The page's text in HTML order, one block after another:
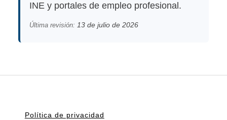
INE y portales de empleo profesional.
Última revisión: 13 de julio de 2026
Política de privacidad